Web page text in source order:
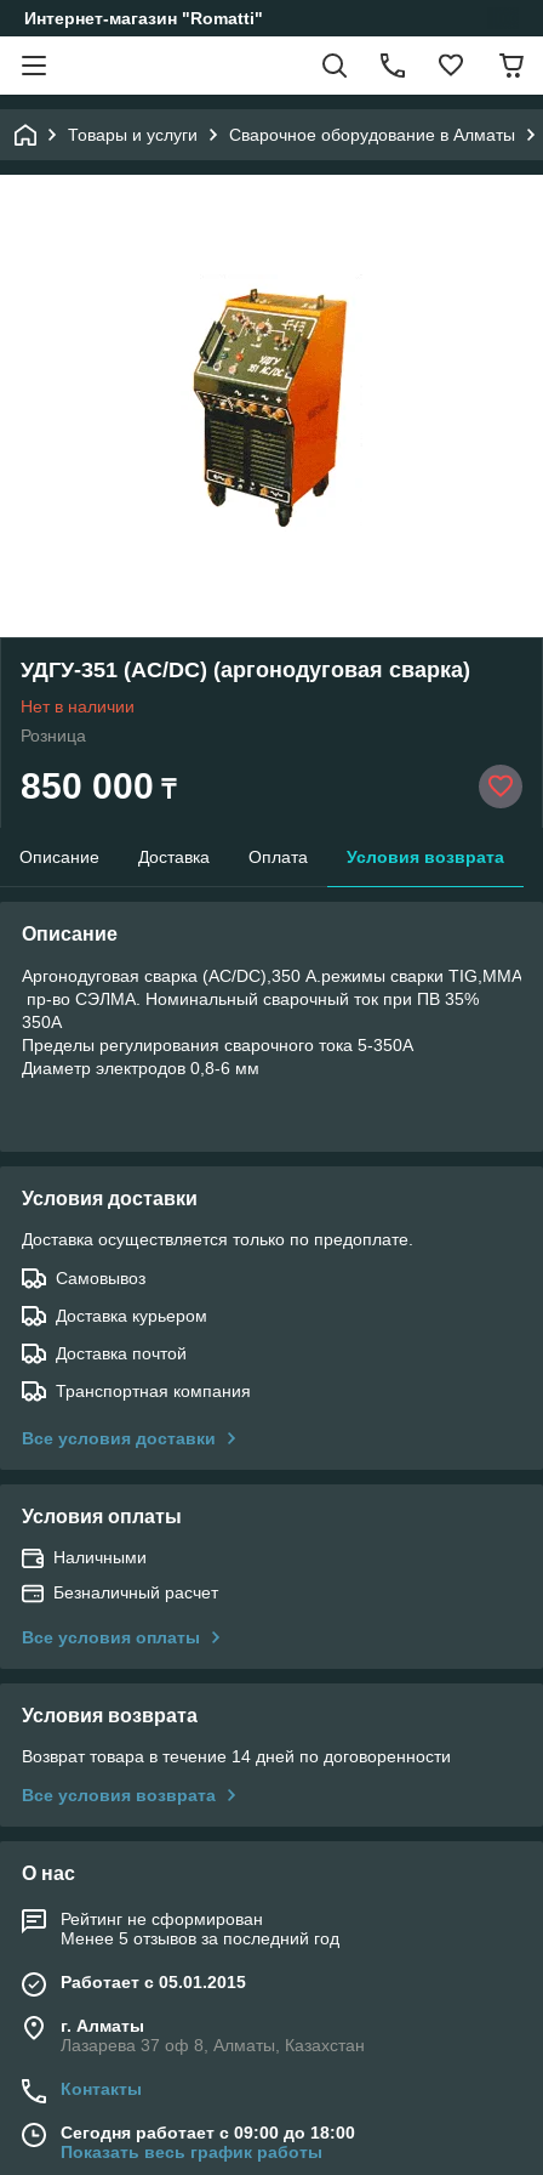
Интернет-магазин "Romatti"
Товары и услуги Сварочное оборудование в Алматы
УДГУ-351 (АС/DC) (аргонодуговая сварка)
Нет в наличии
Розница
850 000 ₸
Описание Доставка Оплата Условия возврата
Описание
Аргонодуговая сварка (AC/DC),350 А.режимы сварки TIG,MMA
пр-во СЭЛМА. Номинальный сварочный ток при ПВ 35%
350А
Пределы регулирования сварочного тока 5-350А
Диаметр электродов 0,8-6 мм
Условия доставки
Доставка осуществляется только по предоплате.
Самовывоз
Доставка курьером
Доставка почтой
Транспортная компания
Все условия доставки
Условия оплаты
Наличными
Безналичный расчет
Все условия оплаты
Условия возврата
Возврат товара в течение 14 дней по договоренности
Все условия возврата
О нас
Рейтинг не сформирован
Менее 5 отзывов за последний год
Работает с 05.01.2015
г. Алматы
Лазарева 37 оф 8, Алматы, Казахстан
Контакты
Сегодня работает с 09:00 до 18:00
Показать весь график работы